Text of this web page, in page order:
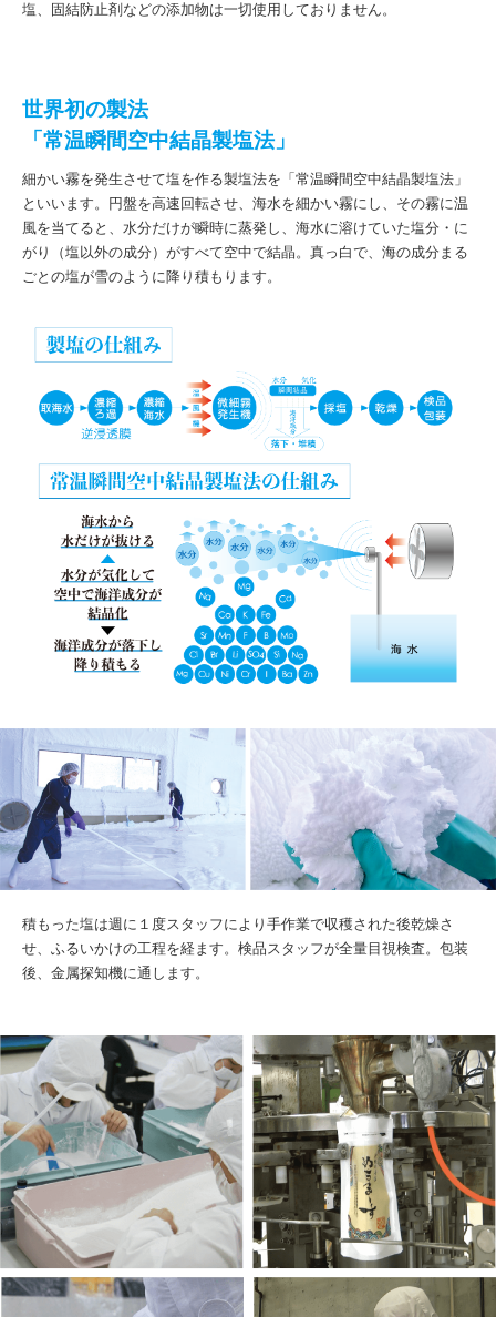
塩、固結防止剤などの添加物は一切使用しておりません。
世界初の製法
「常温瞬間空中結晶製塩法」
細かい霧を発生させて塩を作る製塩法を「常温瞬間空中結晶製塩法」
といいます。円盤を高速回転させ、海水を細かい霧にし、その霧に温
風を当てると、水分だけが瞬時に蒸発し、海水に溶けていた塩分・に
がり（塩以外の成分）がすべて空中で結晶。真っ白で、海の成分まる
ごとの塩が雪のように降り積もります。
積もった塩は週に１度スタッフにより手作業で収穫された後乾燥さ
せ、ふるいかけの工程を経ます。検品スタッフが全量目視検査。包装
後、金属探知機に通します。